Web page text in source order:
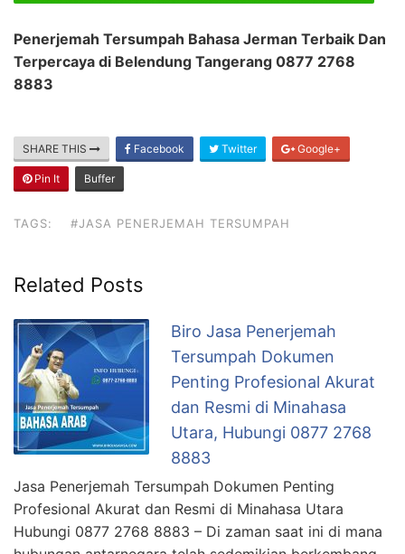
Penerjemah Tersumpah Bahasa Jerman Terbaik Dan
Terpercaya di Belendung Tangerang 0877 2768
8883
SHARE THIS Facebook Twitter Google+
Pin It Buffer
TAGS: #JASA PENERJEMAH TERSUMPAH
Related Posts
Biro Jasa Penerjemah
Tersumpah Dokumen
Penting Profesional Akurat
dan Resmi di Minahasa
Utara, Hubungi 0877 2768
8883
Jasa Penerjemah Tersumpah Dokumen Penting
Profesional Akurat dan Resmi di Minahasa Utara
Hubungi 0877 2768 8883 – Di zaman saat ini di mana